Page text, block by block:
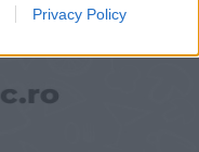
Privacy Policy